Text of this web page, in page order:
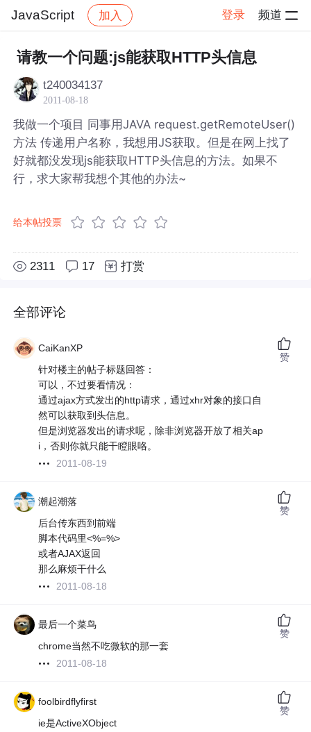
JavaScript 加入 登录 频道
社区 JavaScript 帖子详情
请教一个问题:js能获取HTTP头信息
t240034137
2011-08-18
我做一个项目 同事用JAVA request.getRemoteUser()
方法 传递用户名称，我想用JS获取。但是在网上找了
好就都没发现js能获取HTTP头信息的方法。如果不
行，求大家帮我想个其他的办法~
给本帖投票
2311 17 打赏
全部评论
CaiKanXP
针对楼主的帖子标题回答：
可以，不过要看情况：
通过ajax方式发出的http请求，通过xhr对象的接口自
然可以获取到头信息。
但是浏览器发出的请求呢，除非浏览器开放了相关ap
i，否则你就只能干瞪眼咯。
2011-08-19
赞
潮起潮落
后台传东西到前端
脚本代码里<%=%>
或者AJAX返回
那么麻烦干什么
2011-08-18
赞
最后一个菜鸟
chrome当然不吃微软的那一套
2011-08-18
赞
foolbirdflyfirst
ie是ActiveXObject
赞